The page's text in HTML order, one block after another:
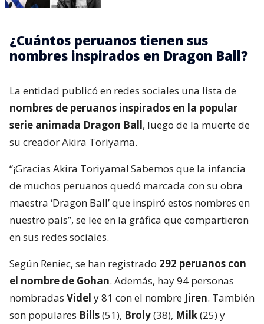
¿Cuántos peruanos tienen sus
nombres inspirados en Dragon Ball?
La entidad publicó en redes sociales una lista de
nombres de peruanos inspirados en la popular
serie animada Dragon Ball, luego de la muerte de
su creador Akira Toriyama.
“¡Gracias Akira Toriyama! Sabemos que la infancia
de muchos peruanos quedó marcada con su obra
maestra ‘Dragon Ball’ que inspiró estos nombres en
nuestro país”, se lee en la gráfica que compartieron
en sus redes sociales.
Según Reniec, se han registrado 292 peruanos con
el nombre de Gohan. Además, hay 94 personas
nombradas Videl y 81 con el nombre Jiren. También
son populares Bills(51), Broly(38), Milk(25) y